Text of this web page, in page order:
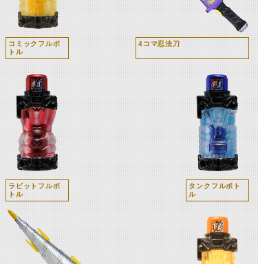
コミックフルボ
トル
4コマ忍法刀
ラビットフルボ
トル
タンクフルボト
ル